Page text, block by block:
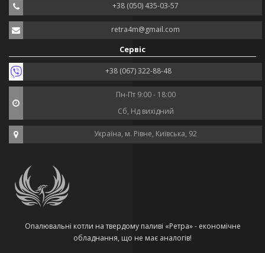
+38 (050) 435-03-57
retra4m@gmail.com
Сервіс
+38 (067) 322-88-48
Пн-Пт 9:00 - 18:00
Сб, Нд вихідний
Україна, м. Рівне, Київська, 92
Опалювальні котли на твердому паливі «Ретра» - економічне
обладнання, що не має аналогів!